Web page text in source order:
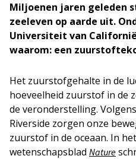
Miljoenen jaren geleden
zeeleven op aarde uit.
Universiteit van
waarom: een
Het zuurstofgehalte in de
hoeveelheid zuurstof in de
de veronderstelling.
Riverside zorgen onze
zuurstof in de oceaan. In
wetenschapsblad Nature